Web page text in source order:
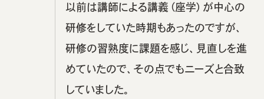
以前は講師による講義（座学）が中心の
研修をしていた時期もあったのですが、
研修の習熟度に課題を感じ、見直しを進
めていたので、その点でもニーズと合致
していました。